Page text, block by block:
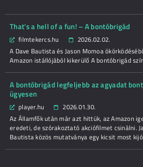
That's a hell of a fun! – A bontóbrigád
filmtekercs.hu
2026.02.02.
A Dave Bautista és Jason Momoa
Amazon istállójából kikerülő A bontóbrigád
A bontóbrigád legfeljebb az agyadat
ügyesen
player.hu
2026.01.30.
Az Államfők után már azt hittük, az Amazon
eredeti, de szórakoztató akciófilmet csinálni.
Bautista közös mutatványa egy kicsit most